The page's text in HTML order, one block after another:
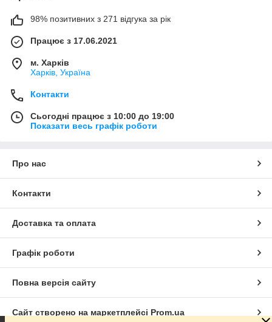
98% позитивних з 271 відгука за рік
Працює з 17.06.2021
м. Харків
Харків, Україна
Контакти
Сьогодні працює з 10:00 до 19:00
Показати весь графік роботи
Про нас
Контакти
Доставка та оплата
Графік роботи
Повна версія сайту
Сайт створено на маркетплейсі Prom.ua